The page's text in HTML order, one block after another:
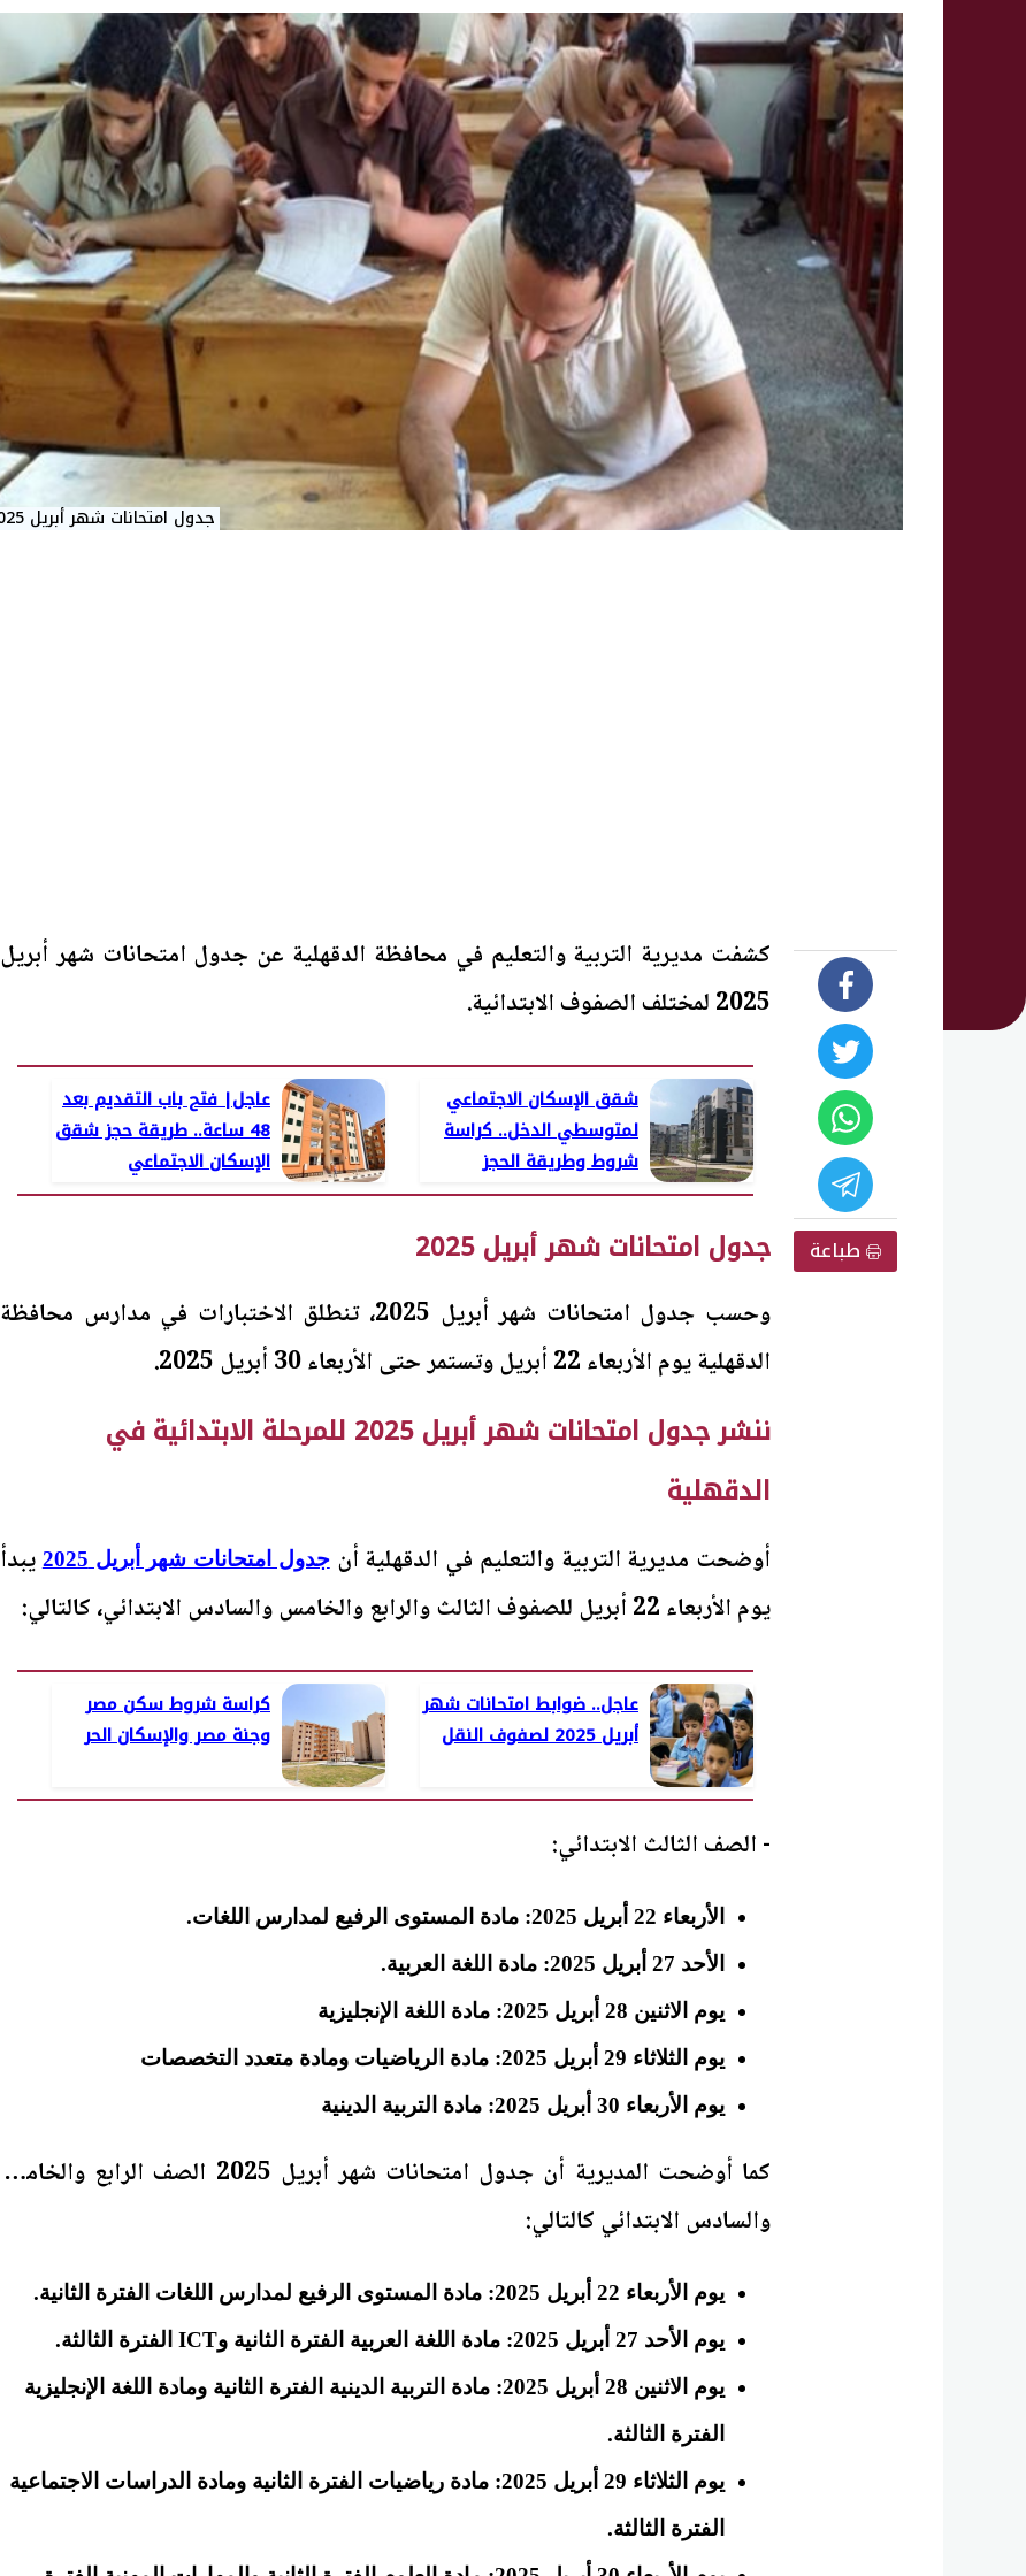
جدول امتحانات شهر أبريل 2025
طباعة
كشفت مديرية التربية والتعليم في محافظة الدقهلية عن جدول امتحانات شهر أبريل
2025 لمختلف الصفوف الابتدائية.
شقق الإسكان الاجتماعي
لمتوسطي الدخل.. كراسة
شروط وطريقة الحجز
عاجل| فتح باب التقديم بعد
48 ساعة.. طريقة حجز شقق
الإسكان الاجتماعي
جدول امتحانات شهر أبريل 2025
وحسب جدول امتحانات شهر أبريل 2025، تنطلق الاختبارات في مدارس محافظة
الدقهلية يوم الأربعاء 22 أبريل وتستمر حتى الأربعاء 30 أبريل 2025.
ننشر جدول امتحانات شهر أبريل 2025 للمرحلة الابتدائية في
الدقهلية
أوضحت مديرية التربية والتعليم في الدقهلية أنجدول امتحانات شهر أبريل 2025
يبدأ
يوم الأربعاء 22 أبريل للصفوف الثالث والرابع والخامس والسادس الابتدائي، كالتالي:
عاجل.. ضوابط امتحانات شهر
أبريل 2025 لصفوف النقل
كراسة شروط سكن مصر
وجنة مصر والإسكان الحر
- الصف الثالث الابتدائي:
الأربعاء 22 أبريل 2025: مادة المستوى الرفيع لمدارس اللغات.
الأحد 27 أبريل 2025: مادة اللغة العربية.
يوم الاثنين 28 أبريل 2025: مادة اللغة الإنجليزية
يوم الثلاثاء 29 أبريل 2025: مادة الرياضيات ومادة متعدد التخصصات
يوم الأربعاء 30 أبريل 2025: مادة التربية الدينية
كما أوضحت المديرية أن جدول امتحانات شهر أبريل 2025 الصف الرابع والخامس
والسادس الابتدائي كالتالي:
يوم الأربعاء 22 أبريل 2025: مادة المستوى الرفيع لمدارس اللغات الفترة الثانية.
يوم الأحد 27 أبريل 2025: مادة اللغة العربية الفترة الثانية وICT الفترة الثالثة.
يوم الاثنين 28 أبريل 2025: مادة التربية الدينية الفترة الثانية ومادة اللغة الإنجليزية
الفترة الثالثة.
يوم الثلاثاء 29 أبريل 2025: مادة رياضيات الفترة الثانية ومادة الدراسات الاجتماعية
الفترة الثالثة.